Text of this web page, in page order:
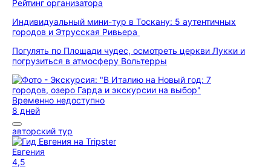
Рейтинг организатора
Индивидуальный мини-тур в Тоскану: 5 аутентичных
городов и Этрусская Ривьера
Погулять по Площади чудес, осмотреть церкви Лукки и
погрузиться в атмосферу Вольтерры
Временно недоступно
8 дней
авторский тур
Евгения
4,5